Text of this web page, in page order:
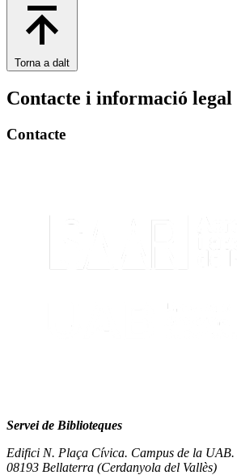
Torna a dalt
Contacte i informació legal
Contacte
Servei de Biblioteques
Edifici N. Plaça Cívica. Campus de la UAB.
08193 Bellaterra (Cerdanyola del Vallès)